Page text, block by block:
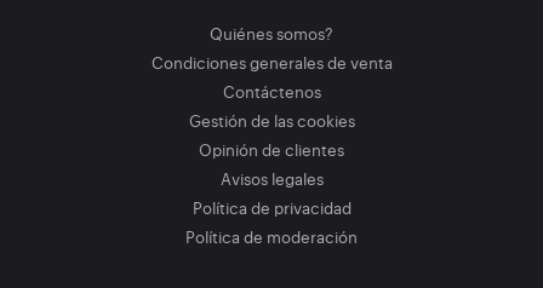
Quiénes somos?
Condiciones generales de venta
Contáctenos
Gestión de las cookies
Opinión de clientes
Avisos legales
Política de privacidad
Política de moderación